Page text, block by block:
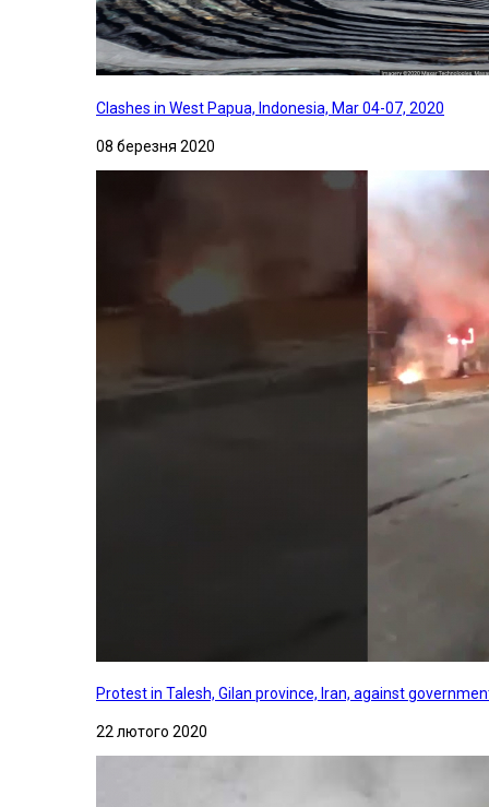
Clashes in West Papua, Indonesia, Mar 04-07, 2020
08 березня 2020
Protest in Talesh, Gilan province, Iran, against
22 лютого 2020